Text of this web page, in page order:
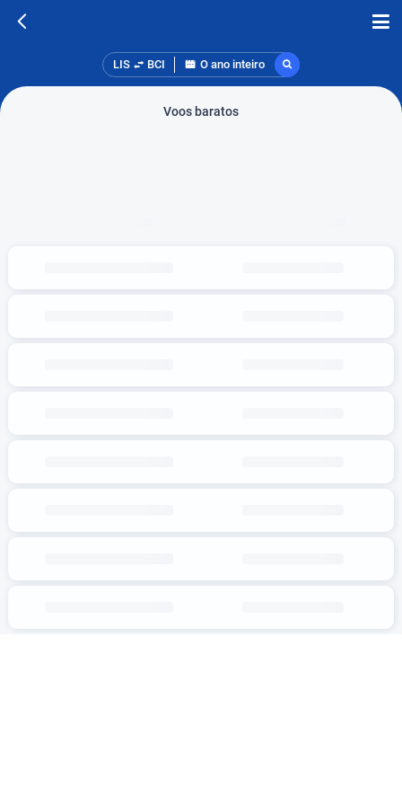
LIS BCI O ano inteiro
Voos baratos